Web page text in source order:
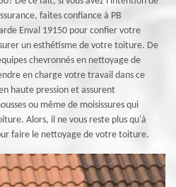
faites confiance à PB
Enval 19150 pour confier votre
un esthétisme de votre toiture. De
chevronnés en nettoyage de
en charge votre travail dans ce
haute pression et assurent
ou même de moisissures qui
Alors, il ne vous reste plus qu'à
faire le nettoyage de votre toiture.